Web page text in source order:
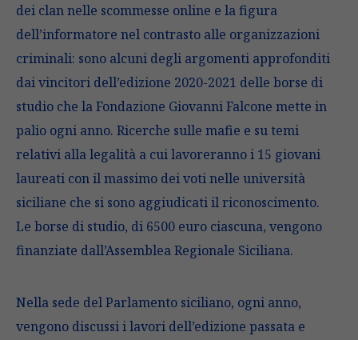
dei clan nelle scommesse online e la figura
dell’informatore nel contrasto alle organizzazioni
criminali: sono alcuni degli argomenti approfonditi
dai vincitori dell’edizione 2020-2021 delle borse di
studio che la Fondazione Giovanni Falcone mette in
palio ogni anno. Ricerche sulle mafie e su temi
relativi alla legalità a cui lavoreranno i 15 giovani
laureati con il massimo dei voti nelle università
siciliane che si sono aggiudicati il riconoscimento.
Le borse di studio, di 6500 euro ciascuna, vengono
finanziate dall’Assemblea Regionale Siciliana.
Nella sede del Parlamento siciliano, ogni anno,
vengono discussi i lavori dell’edizione passata e